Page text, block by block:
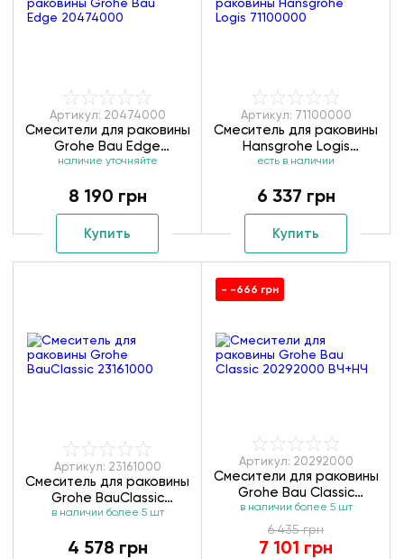
Артикул: 20474000
Смесители для раковины
Grohe Bau Edge
20474000
наличие уточняйте
8 190 грн
Купить
Артикул: 71100000
Смеситель для раковины
Hansgrohe Logis
71100000
есть в наличии
6 337 грн
Купить
Артикул: 23161000
Смеситель для раковины
Grohe BauClassic
23161000
в наличии более 5 шт
4 578 грн
- -666 грн
Артикул: 20292000
Смесители для раковины
Grohe Bau Classic
20292000 ВЧ+НЧ
в наличии более 5 шт
6 435 грн
7 101 грн